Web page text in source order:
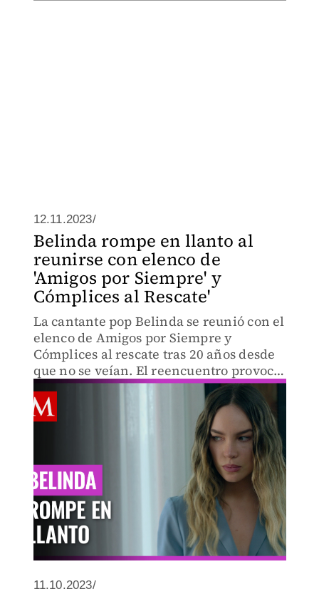
12.11.2023/
Belinda rompe en llanto al
reunirse con elenco de
'Amigos por Siempre' y
Cómplices al Rescate'
La cantante pop Belinda se reunió con el
elenco de Amigos por Siempre y
Cómplices al rescate tras 20 años desde
que no se veían. El reencuentro provocó
que la famosa rompiera en llanto.
11.10.2023/